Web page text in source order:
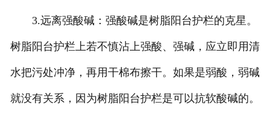
3.远离强酸碱：强酸碱是树脂阳台护栏的克星。
树脂阳台护栏上若不慎沾上强酸、强碱，应立即用清
水把污处冲净，再用干棉布擦干。如果是弱酸，弱碱
就没有关系，因为树脂阳台护栏是可以抗软酸碱的。